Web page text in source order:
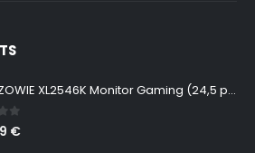
BenQ ZOWIE XL2546K Monitor Gaming (24,5 pulgadas, FHD 1080p, 240 Hz, 0.5ms, DyAc+, XL Setting to Share, S switch, Shielding Hood)
5€